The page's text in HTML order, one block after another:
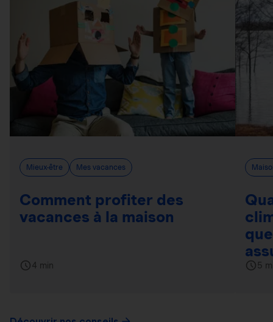
Mieux-être Mes vacances
Comment profiter des
vacances à la maison
4 min 5